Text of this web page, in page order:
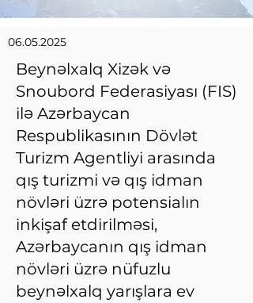
06.05.2025
Beynəlxalq Xizək və
Snoubord Federasiyası (FIS)
ilə Azərbaycan
Respublikasının Dövlət
Turizm Agentliyi arasında
qış turizmi və qış idman
növləri üzrə potensialın
inkişaf etdirilməsi,
Azərbaycanın qış idman
növləri üzrə nüfuzlu
beynəlxalq yarışlara ev